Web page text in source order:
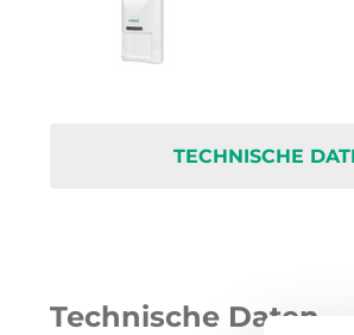
TECHNISCHE
Technische Daten